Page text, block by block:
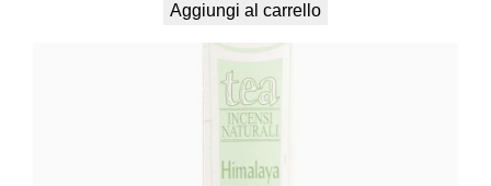
Aggiungi al carrello